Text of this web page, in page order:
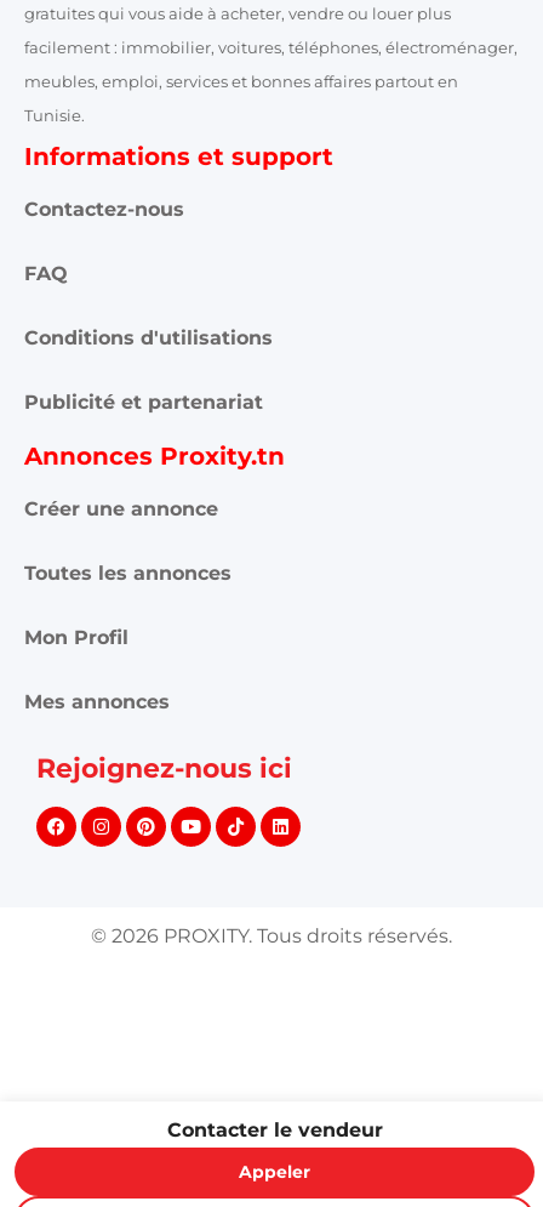
Contacter le vendeur
Appeler
gratuites qui vous aide à acheter, vendre ou louer plus
facilement : immobilier, voitures, téléphones, électroménager,
meubles, emploi, services et bonnes affaires partout en
Tunisie.
Informations et support
Contactez-nous
FAQ
Conditions d'utilisations
Publicité et partenariat
Annonces Proxity.tn
Créer une annonce
Toutes les annonces
Mon Profil
Mes annonces
Rejoignez-nous ici
© 2026 PROXITY. Tous droits réservés.